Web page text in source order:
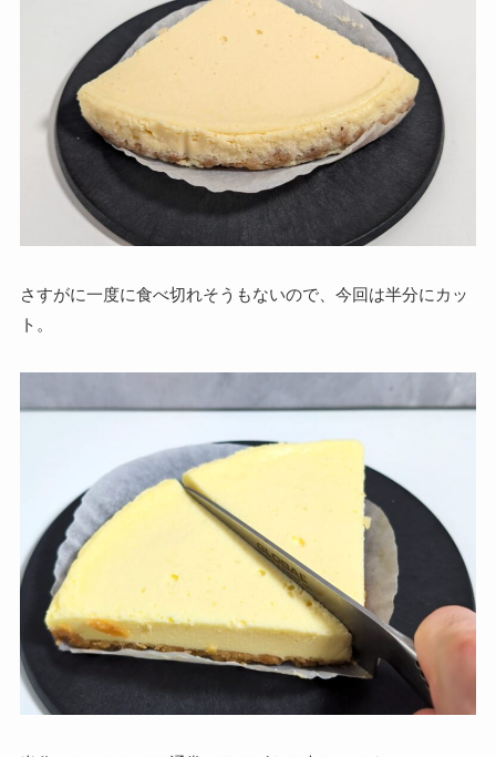
さすがに一度に食べ切れそうもないので、今回は半分にカッ
ト。